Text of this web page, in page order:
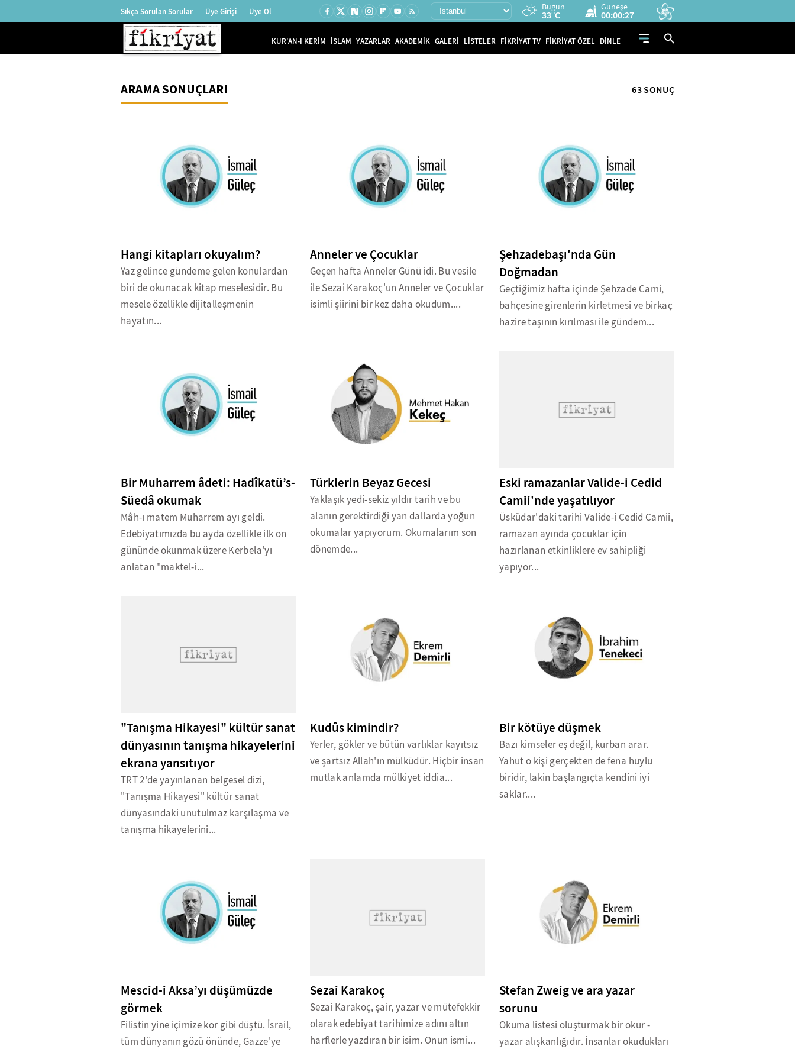
Sıkça Sorulan Sorular Üye Girişi Üye Ol Bugün
33°C
Güneşe
00:00:27
KUR'AN-I KERİM İSLAM YAZARLAR AKADEMİK GALERİ LİSTELER FİKRİYAT TV FİKRİYAT ÖZEL DİNLE
ARAMA SONUÇLARI 63 SONUÇ
Hangi kitapları okuyalım?
Yaz gelince gündeme gelen konulardan
biri de okunacak kitap meselesidir. Bu
mesele özellikle dijitalleşmenin
hayatın...
Anneler ve Çocuklar
Geçen hafta Anneler Günü idi. Bu vesile
ile Sezai Karakoç'un Anneler ve Çocuklar
isimli şiirini bir kez daha okudum....
Şehzadebaşı'nda Gün
Doğmadan
Geçtiğimiz hafta içinde Şehzade Cami,
bahçesine girenlerin kirletmesi ve birkaç
hazire taşının kırılması ile gündem...
Bir Muharrem âdeti: Hadîkatü’s-
Süedâ okumak
Mâh-ı matem Muharrem ayı geldi.
Edebiyatımızda bu ayda özellikle ilk on
gününde okunmak üzere Kerbela'yı
anlatan "maktel-i...
Türklerin Beyaz Gecesi
Yaklaşık yedi-sekiz yıldır tarih ve bu
alanın gerektirdiği yan dallarda yoğun
okumalar yapıyorum. Okumalarım son
dönemde...
Eski ramazanlar Valide-i Cedid
Camii'nde yaşatılıyor
Üsküdar'daki tarihi Valide-i Cedid Camii,
ramazan ayında çocuklar için
hazırlanan etkinliklere ev sahipliği
yapıyor...
"Tanışma Hikayesi" kültür sanat
dünyasının tanışma hikayelerini
ekrana yansıtıyor
TRT 2'de yayınlanan belgesel dizi,
"Tanışma Hikayesi" kültür sanat
dünyasındaki unutulmaz karşılaşma ve
tanışma hikayelerini...
Kudûs kimindir?
Yerler, gökler ve bütün varlıklar kayıtsız
ve şartsız Allah'ın mülküdür. Hiçbir insan
mutlak anlamda mülkiyet iddia...
Bir kötüye düşmek
Bazı kimseler eş değil, kurban arar.
Yahut o kişi gerçekten de fena huylu
biridir, lakin başlangıçta kendini iyi
saklar....
Mescid-i Aksa’yı düşümüzde
görmek
Filistin yine içimize kor gibi düştü. İsrail,
tüm dünyanın gözü önünde, Gazze'ye
Sezai Karakoç
Sezai Karakoç, şair, yazar ve mütefekkir
olarak edebiyat tarihimize adını altın
harflerle yazdıran bir isim. Onun ismi...
Stefan Zweig ve ara yazar
sorunu
Okuma listesi oluşturmak bir okur -
yazar alışkanlığıdır. İnsanlar okudukları